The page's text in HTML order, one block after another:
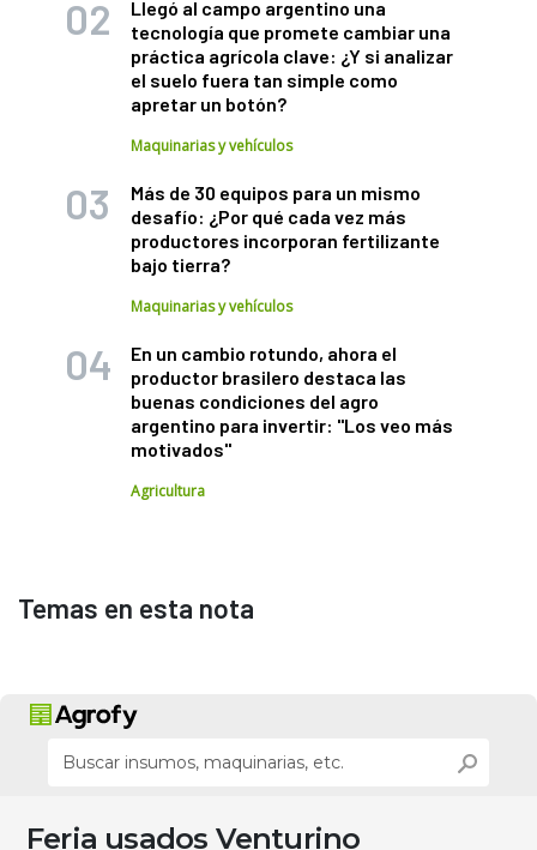
Llegó al campo argentino una
tecnología que promete cambiar una
práctica agrícola clave: ¿Y si analizar
el suelo fuera tan simple como
apretar un botón?
Maquinarias y vehículos
Más de 30 equipos para un mismo
desafío: ¿Por qué cada vez más
productores incorporan fertilizante
bajo tierra?
Maquinarias y vehículos
En un cambio rotundo, ahora el
productor brasilero destaca las
buenas condiciones del agro
argentino para invertir: "Los veo más
motivados"
Agricultura
Temas en esta nota
Feria usados Venturino